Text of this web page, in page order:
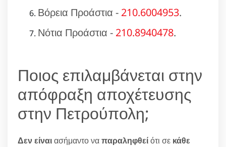
Βόρεια Προάστια - 210.6004953.
Νότια Προάστια - 210.8940478.
Ποιος επιλαμβάνεται στην
απόφραξη αποχέτευσης
στην Πετρούπολη;
Δεν είναιασήμαντο ναπαραληφθείότι σε κάθε